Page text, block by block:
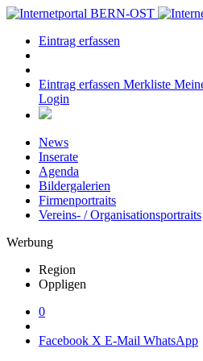
Eintrag erfassen
Eintrag erfassen Merkliste
Login
News
Inserate
Agenda
Bildergalerien
Firmenportraits
Vereins- / Organisationsportraits
Werbung
Region
Oppligen
0
Facebook X E-Mail WhatsApp